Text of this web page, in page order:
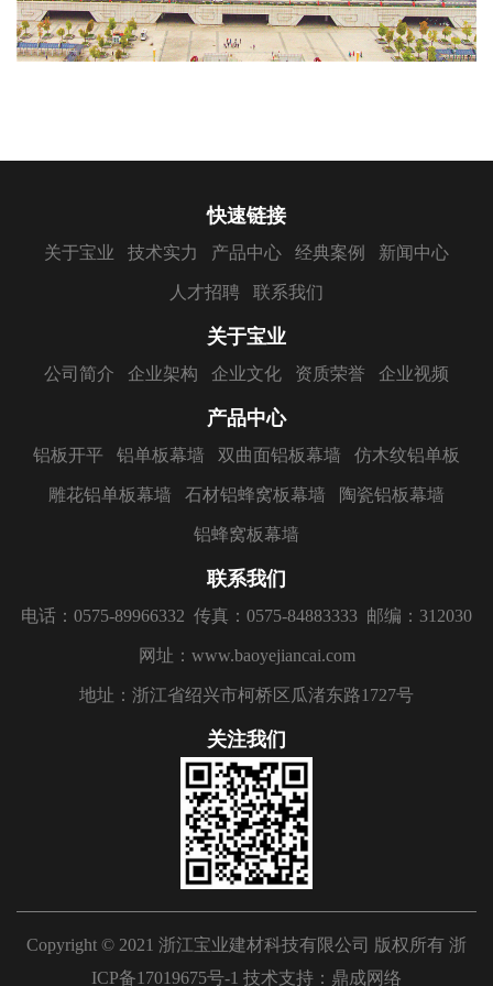
快速链接
关于宝业 技术实力 产品中心 经典案例 新闻中心
人才招聘 联系我们
关于宝业
公司简介 企业架构 企业文化 资质荣誉 企业视频
产品中心
铝板开平 铝单板幕墙 双曲面铝板幕墙 仿木纹铝单板
雕花铝单板幕墙 石材铝蜂窝板幕墙 陶瓷铝板幕墙
铝蜂窝板幕墙
联系我们
电话：0575-89966332 传真：0575-84883333 邮编：312030
网址：www.baoyejiancai.com
地址：浙江省绍兴市柯桥区瓜渚东路1727号
关注我们
Copyright © 2021 浙江宝业建材科技有限公司 版权所有 浙
ICP备17019675号-1 技术支持： 鼎成网络